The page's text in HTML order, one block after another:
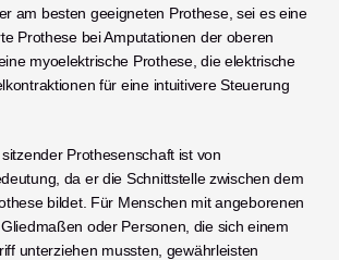
am besten geeigneten Prothese, sei es eine
Prothese bei Amputationen der oberen
myoelektrische Prothese, die elektrische
für eine intuitivere Steuerung
Prothesenschaft ist von
da er die Schnittstelle zwischen dem
bildet. Für Menschen mit angeborenen
oder Personen, die sich einem
unterziehen mussten, gewährleisten